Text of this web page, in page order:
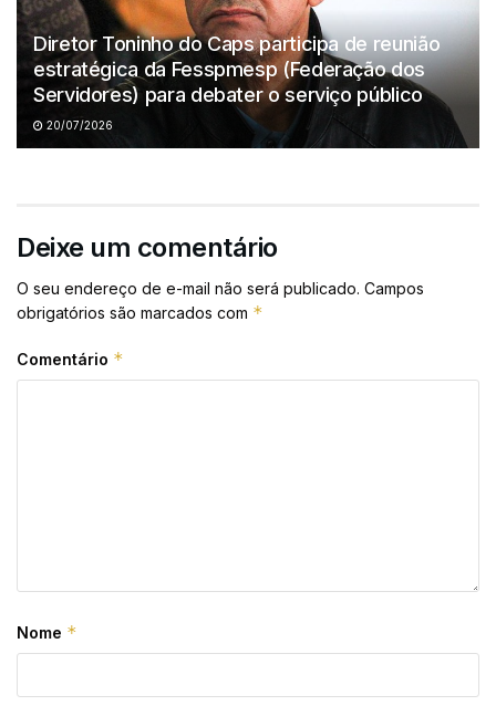
Diretor Toninho do Caps participa de reunião
estratégica da Fesspmesp (Federação dos
Servidores) para debater o serviço público
20/07/2026
Deixe um comentário
O seu endereço de e-mail não será publicado. Campos
obrigatórios são marcados com *
Comentário *
Nome *